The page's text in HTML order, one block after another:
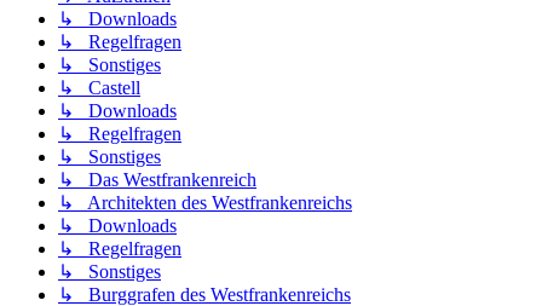
↳ Downloads
↳ Regelfragen
↳ Sonstiges
↳ Castell
↳ Downloads
↳ Regelfragen
↳ Sonstiges
↳ Das Westfrankenreich
↳ Architekten des Westfrankenreichs
↳ Downloads
↳ Regelfragen
↳ Sonstiges
↳ Burggrafen des Westfrankenreichs